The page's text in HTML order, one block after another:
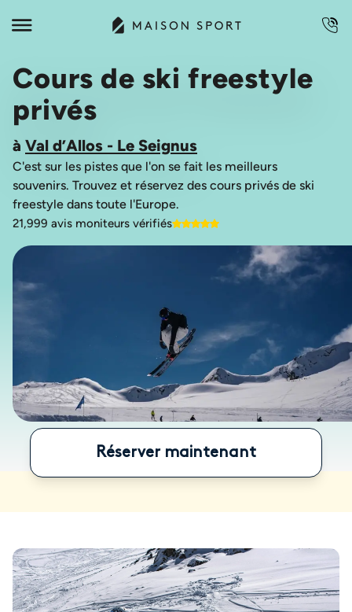
Cours de ski freestyle
privés
à Val d’Allos - Le Seignus
C'est sur les pistes que l'on se fait les meilleurs
souvenirs. Trouvez et réservez des cours privés de ski
21,999 avis moniteurs vérifiés
Réserver maintenant